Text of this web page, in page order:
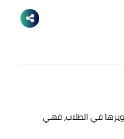
في الطلاب، فهي